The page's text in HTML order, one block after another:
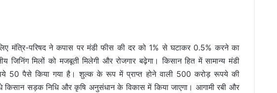
मंत्रि-परिषद ने कपास पर मंडी फीस की दर को 1% से घटाकर 0.5% करने का
जिनिंग मिलों को मजबूती मिलेगी और रोजगार बढ़ेगा। किसान हित में सामान्य मंडी
पैसे किया गया है। शुल्क के रूप में प्राप्त होने वाली 500 करोड़ रूपये की
किसान सड़क निधि और कृषि अनुसंधान के विकास में किया जाएगा। आगामी रबी और